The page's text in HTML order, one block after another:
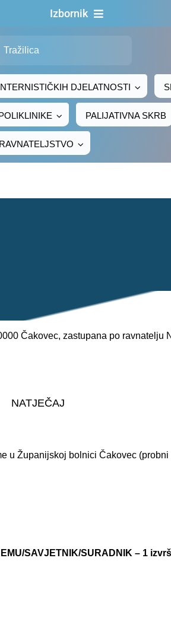
Izbornik
Za
Za
DJELATNOSTI
PALIJATIVNA SKRB
RAVNATELJSTVO
Čakovec, zastupana po ravnatelju
NATJEČAJ
u Županijskoj bolnici Čakovec
SAVJETNIK/SURADNIK – 1